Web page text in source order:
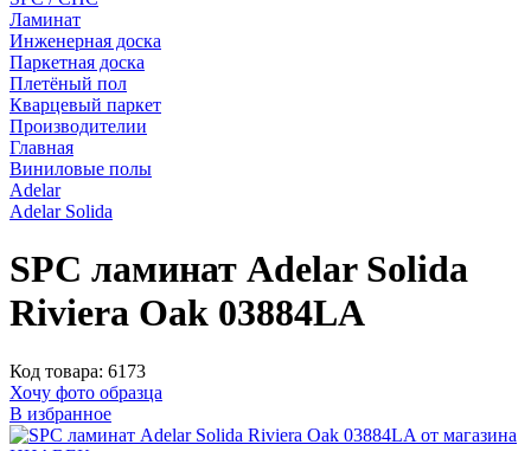
Ламинат
Инженерная доска
Паркетная доска
Плетёный пол
Кварцевый паркет
Производителии
Главная
Виниловые полы
Adelar
Adelar Solida
SPC ламинат Adelar Solida
Riviera Oak 03884LA
Код товара: 6173
Хочу фото образца
В избранное